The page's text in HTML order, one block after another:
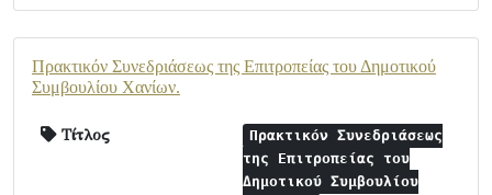
Πρακτικόν Συνεδριάσεως της Επιτροπείας του Δημοτικού
Συμβουλίου Χανίων.
Τίτλος
Πρακτικόν Συνεδριάσεως
της Επιτροπείας του
Δημοτικού Συμβουλίου